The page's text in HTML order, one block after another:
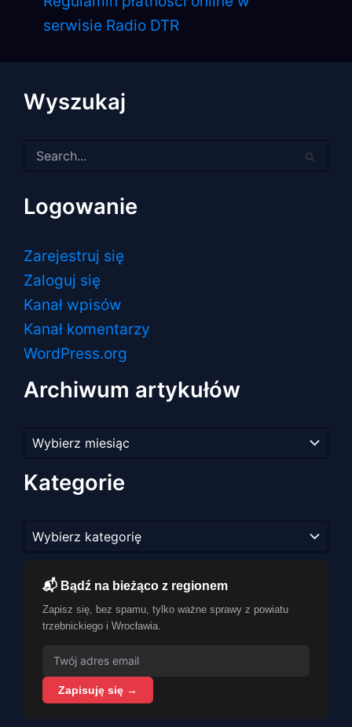
serwisie Radio DTR
Wyszukaj
dla:
Logowanie
Zarejestruj się
Zaloguj się
Kanał wpisów
Kanał komentarzy
WordPress.org
Archiwum artykułów
artykułów
Kategorie
📬 Bądź na bieżąco z regionem
Zapisz się, bez spamu, tylko ważne sprawy z powiatu
trzebnickiego i Wrocławia.
Zapisuję się →